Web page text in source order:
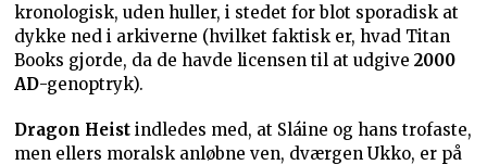
kronologisk, uden huller, i stedet for blot sporadisk at
dykke ned i arkiverne (hvilket faktisk er, hvad Titan
Books gjorde, da de havde licensen til at udgive2000
AD-genoptryk).
Dragon Heist indledes med, at Sláine og hans trofaste,
men ellers moralsk anløbne ven, dværgen Ukko, er på